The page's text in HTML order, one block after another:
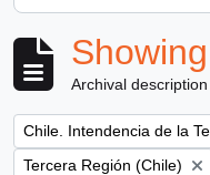
Archival description
Remove filter:
Chile. Intendencia de la
Remove filter:
Tercera Región (Chile)